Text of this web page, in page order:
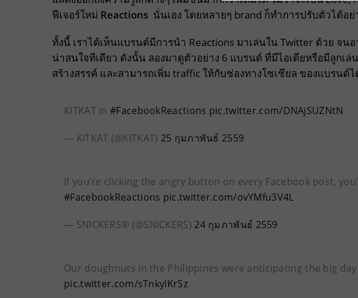
ฟีเจอร์ใหม่ Reactions นั่นเอง โดยหลายๆ brand ก็ทำการปรับตัวได้อย่
ทั้งนี้ เราได้เห็นแบรนด์มีการนำ Reactions มาเล่นใน Twitter ด้วย จน
น่าสนใจทีเดียว ดังนั้น ลองมาดูตัวอย่าง 6 แบรนด์ ที่มีไอเดียหรือมีลูกเล่
สร้างสรรค์ และสามารถเพิ่ม traffic ให้กับช่องทางโซเชียล ของแบรนด์
KITKAT in #FacebookReactions pic.twitter.com/DNAjSUZNtN
— KITKAT (@KITKAT) 25 กุมภาพันธ์ 2559
If you’re clicking the angry button on every Facebook post,
#FacebookReactions pic.twitter.com/ovYMfu3V4L
— SNICKERS® (@SNICKERS) 24 กุมภาพันธ์ 2559
Our doughnuts in the Philippines were anticipating the big
pic.twitter.com/sTnkylKrSz